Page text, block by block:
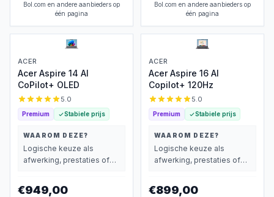
Bol.com en andere aanbieders op
één pagina
Bol.com en andere aanbieders op
één pagina
ACER
Acer Aspire 14 AI
CoPilot+ OLED
5.0
Premium Stabiele prijs
WAAROM DEZE?
Logische keuze als
afwerking, prestaties of
€949,00
ACER
Acer Aspire 16 AI
Copilot+ 120Hz
5.0
Premium Stabiele prijs
WAAROM DEZE?
Logische keuze als
afwerking, prestaties of
€899,00